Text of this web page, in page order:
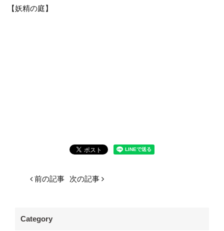
【妖精の庭】
前の記事 次の記事
Category